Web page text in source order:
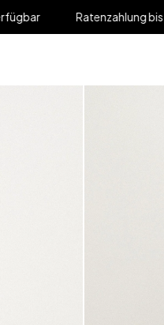
Ratenzahlung bis zu 12 Monaten